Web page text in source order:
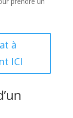
à
ICI